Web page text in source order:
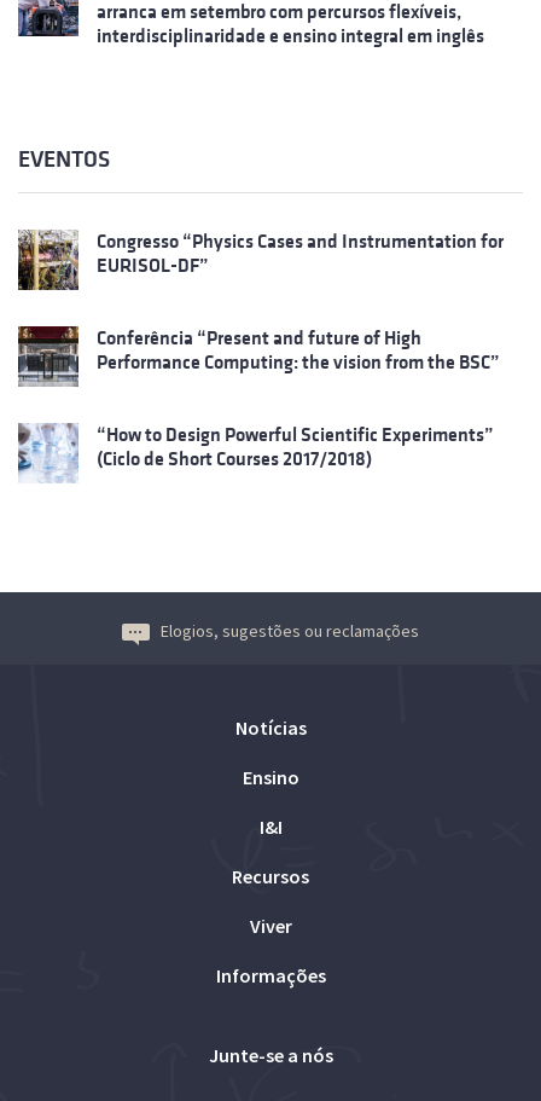
arranca em setembro com percursos flexíveis,
interdisciplinaridade e ensino integral em inglês
EVENTOS
Congresso “Physics Cases and Instrumentation for
EURISOL-DF”
Conferência “Present and future of High
Performance Computing: the vision from the BSC”
“How to Design Powerful Scientific Experiments”
(Ciclo de Short Courses 2017/2018)
Elogios, sugestões ou reclamações
Notícias
Ensino
I&I
Recursos
Viver
Informações
Junte-se a nós